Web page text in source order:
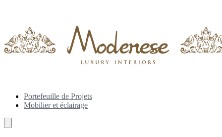
Portefeuille de Projets
Mobilier et éclairage